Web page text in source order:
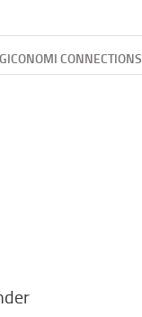
CONNECTIONS